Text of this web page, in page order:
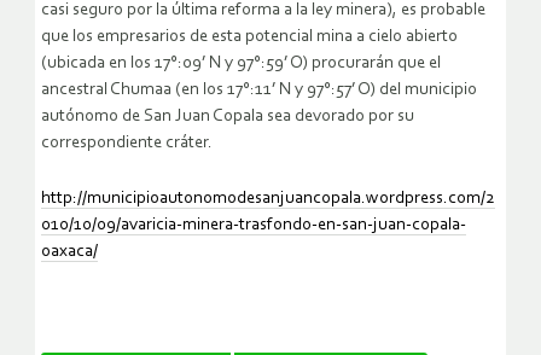
casi seguro por la última reforma a la ley minera), es probable
que los empresarios de esta potencial mina a cielo abierto
(ubicada en los 17°:09’ N y 97°:59’ O) procurarán que el
ancestral Chumaa (en los 17°:11’ N y 97°:57’ O) del municipio
autónomo de San Juan Copala sea devorado por su
correspondiente cráter.
http://municipioautonomodesanjuancopala.wordpress.com/2
010/10/09/avaricia-minera-trasfondo-en-san-juan-copala-
oaxaca/